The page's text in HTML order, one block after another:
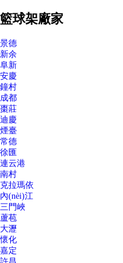
籃球架廠家
景德
新余
阜新
安慶
鐘村
成都
棗莊
迪慶
煙臺
常德
徐匯
連云港
南村
克拉瑪依
內(nèi)江
三門峽
蘆苞
大瀝
懷化
嘉定